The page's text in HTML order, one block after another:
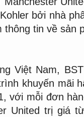
bởi nhà
tin về sản
Việt Nam,
khuyến mãi
với mỗi đơn
United trị giá